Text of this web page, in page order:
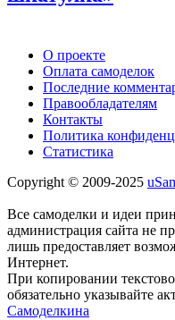
О проекте
Оплата самоделок
Последние
Правообладателям
Контакты
Политика
Статистика
Copyright © 2009-2025
Все самоделки и идеи
администрация сайта не
лишь предоставляет
Интернет.
При копировании
обязательно указывайте
Самоделкина